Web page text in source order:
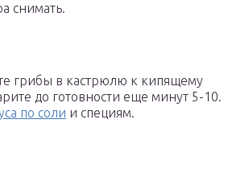
снимать.
грибы в кастрюлю к кипящему
до готовности еще минут 5-10.
по соли и специям.